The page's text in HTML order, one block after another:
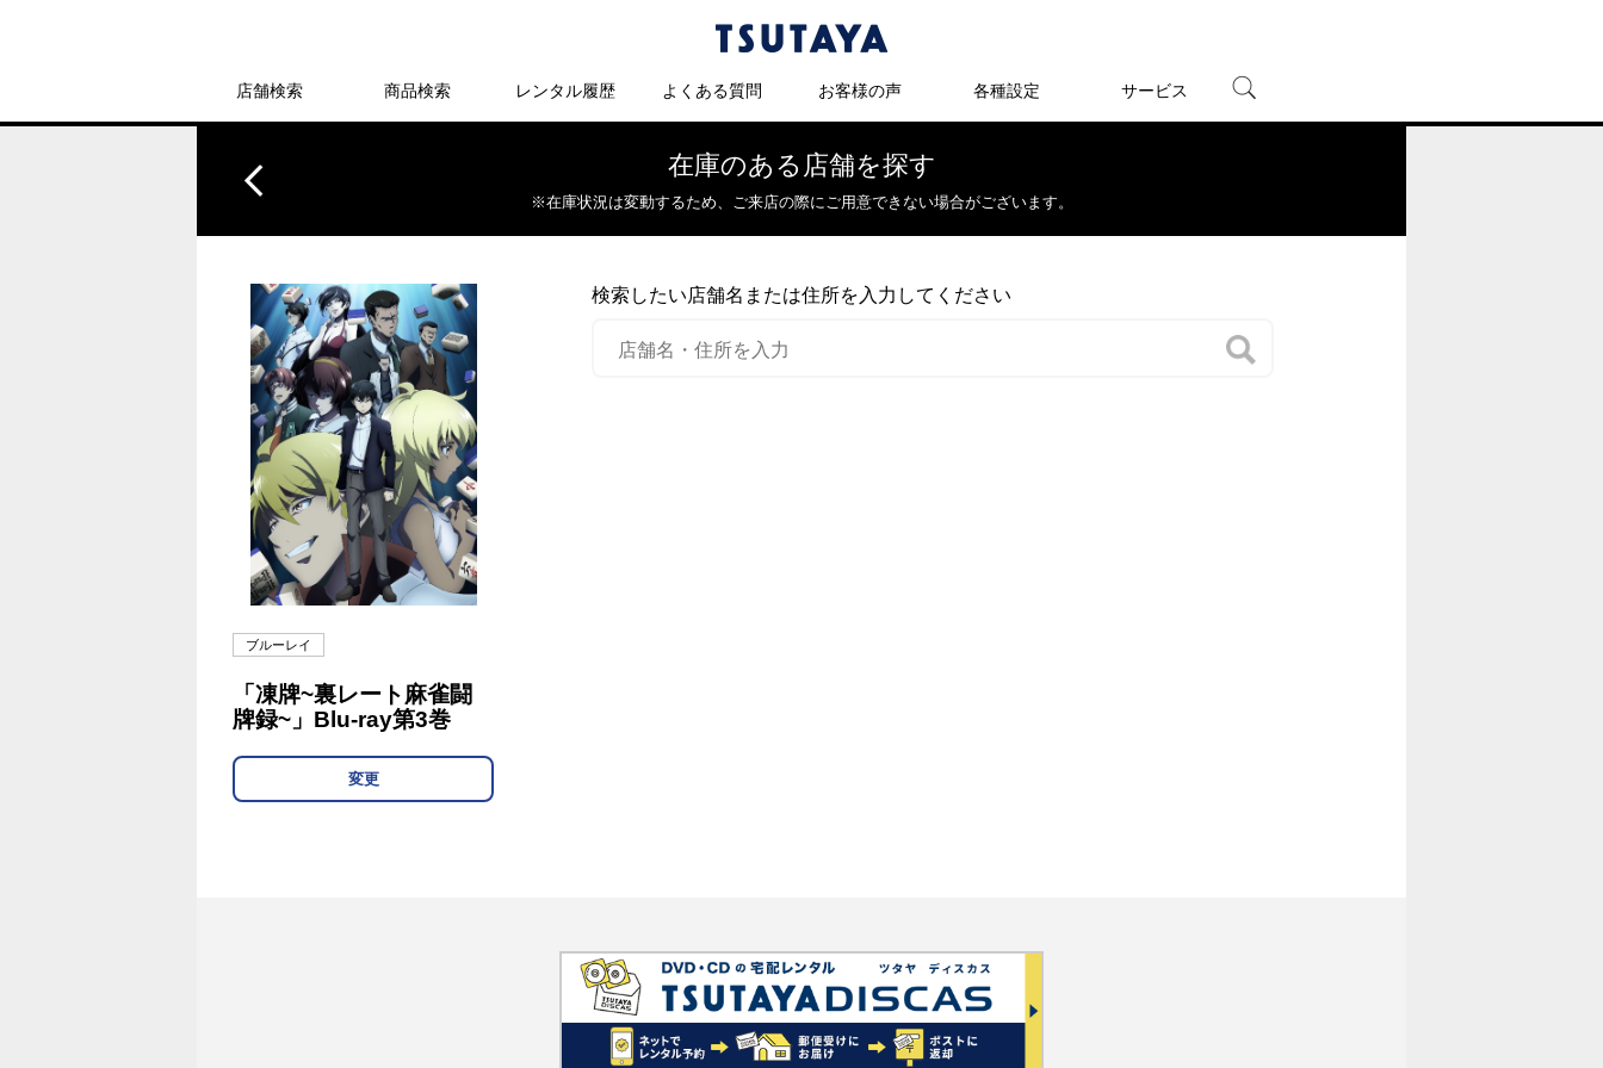
店舗検索 商品検索 レンタル履歴 よくある質問 お客様の声 各種設定 サービス
在庫のある店舗を探す
※在庫状況は変動するため、 ご来店の際にご用意できない場合がございます。
ブルーレイ
「凍牌~裏レート麻雀闘
牌録~」Blu-ray第3巻
変更
検索したい店舗名または住所を入力してください